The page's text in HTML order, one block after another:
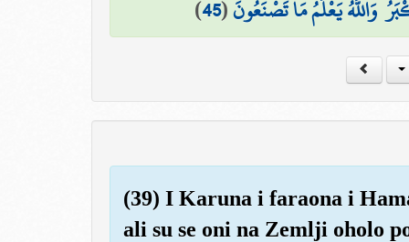
وَاللَّهُ يَعْلَمُ مَا تَصْنَعُونَ(
45
)
(39) I Karuna i faraona i
ali su se oni na Zemlji oholo